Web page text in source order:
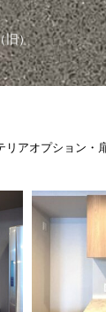
旧）
リアオプション・